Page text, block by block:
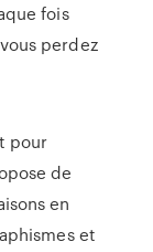
fois
perdez
pour
de
en
et